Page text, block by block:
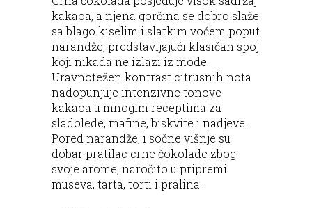
kakaoa, a njena gorčina se dobro slaže
sa blago kiselim i slatkim voćem poput
narandže, predstavljajući klasičan spoj
koji nikada ne izlazi iz mode.
Uravnotežen kontrast citrusnih nota
nadopunjuje intenzivne tonove
kakaoa u mnogim receptima za
sladolede, mafine, biskvite i nadjeve.
Pored narandže, i sočne višnje su
dobar pratilac crne čokolade zbog
svoje arome, naročito u pripremi
museva, tarta, torti i pralina.